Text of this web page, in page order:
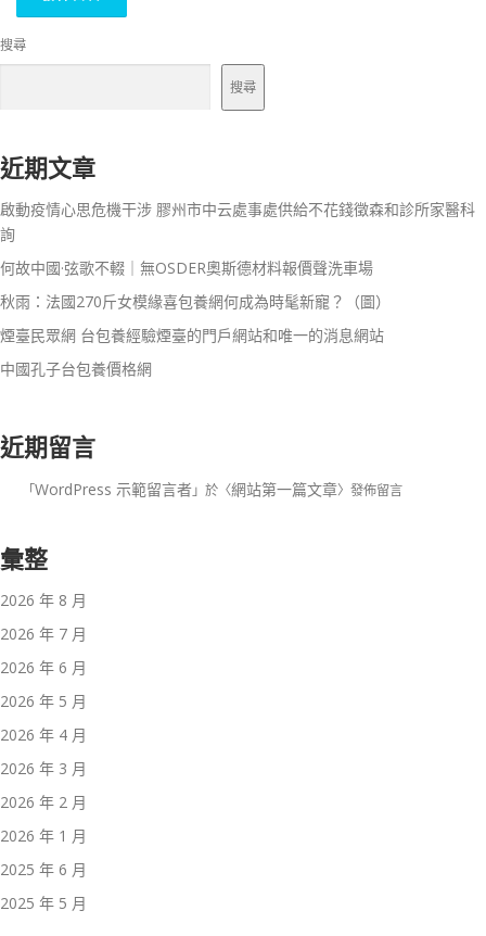
搜尋
搜尋
近期文章
啟動疫情心思危機干涉 膠州市中云處事處供給不花錢徵森和診所家醫科
詢
何故中國·弦歌不輟｜無OSDER奧斯德材料報價聲洗車場
秋雨：法國270斤女模緣喜包養網何成為時髦新寵？（圖）
煙臺民眾網 台包養經驗煙臺的門戶網站和唯一的消息網站
中國孔子台包養價格網
近期留言
「WordPress 示範留言者」於〈網站第一篇文章〉發佈留言
彙整
2026 年 8 月
2026 年 7 月
2026 年 6 月
2026 年 5 月
2026 年 4 月
2026 年 3 月
2026 年 2 月
2026 年 1 月
2025 年 6 月
2025 年 5 月